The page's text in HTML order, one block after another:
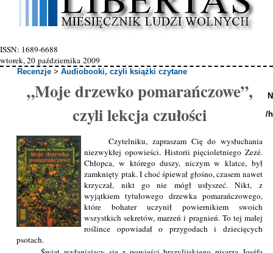
ISSN: 1689-6688
wtorek, 20 października 2009
Recenzje >Audiobooki, czyli książki czytane
„Moje drzewko pomarańczowe”,
czyli lekcja czułości
Czytelniku, zapraszam Cię do wysłuchania
niezwykłej opowieści. Historii pięcioletniego Zezé.
Chłopca, w którego duszy, niczym w klatce, był
zamknięty ptak. I choć śpiewał głośno, czasem nawet
krzyczał, nikt go nie mógł usłyszeć. Nikt, z
wyjątkiem tytułowego drzewka pomarańczowego,
które bohater uczynił powiernikiem swoich
wszystkich sekretów, marzeń i pragnień. To tej małej
roślince opowiadał o przygodach i dziecięcych
psotach.
/